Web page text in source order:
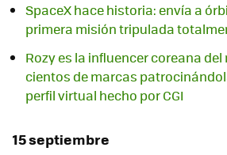
SpaceX hace historia: envía a
primera misión tripulada
Rozy es la influencer coreana
cientos de marcas
perfil virtual hecho por CGI
15 septiembre